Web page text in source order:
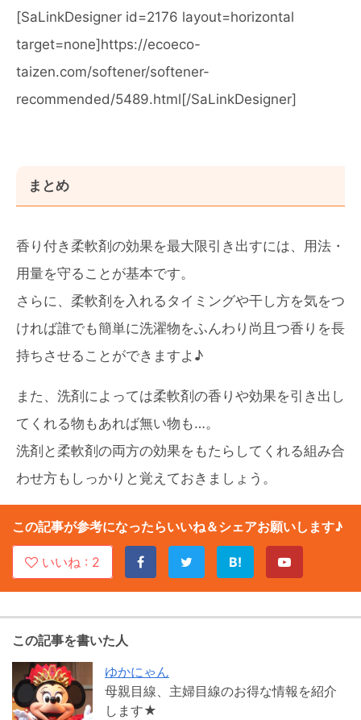
[SaLinkDesigner id=2176 layout=horizontal
target=none]https://ecoeco-
taizen.com/softener/softener-
recommended/5489.html[/SaLinkDesigner]
まとめ
香り付き柔軟剤の効果を最大限引き出すには、用法・
用量を守ることが基本です。
さらに、柔軟剤を入れるタイミングや干し方を気をつ
ければ誰でも簡単に洗濯物をふんわり尚且つ香りを長
持ちさせることができますよ♪
また、洗剤によっては柔軟剤の香りや効果を引き出し
てくれる物もあれば無い物も…。
洗剤と柔軟剤の両方の効果をもたらしてくれる組み合
わせ方もしっかりと覚えておきましょう。
この記事が参考になったらいいね＆シェアお願いします♪
いいね : 2 B!
この記事を書いた人
ゆかにゃん
母親目線、主婦目線のお得な情報を紹介
します★